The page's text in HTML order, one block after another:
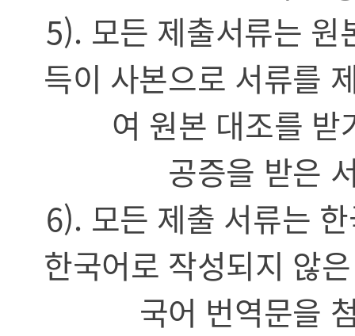
5). 모든 제출서류는
득이 사본으로 서류를
여 원본 대조를
공증을 받은
6). 모든 제출 서류는
한국어로 작성되지 않
국어 번역문을